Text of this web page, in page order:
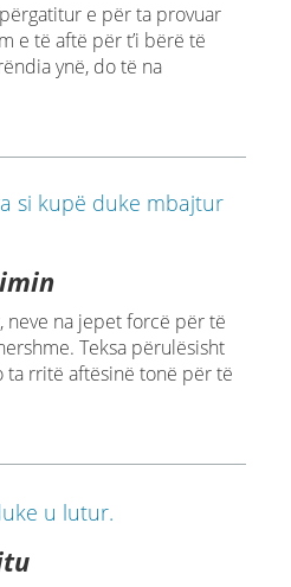
e për ta provuar
e të aftë për t’i bërë të
ynë, do të na
neve na jepet forcë për të
Teksa përulësisht
rritë aftësinë tonë për të